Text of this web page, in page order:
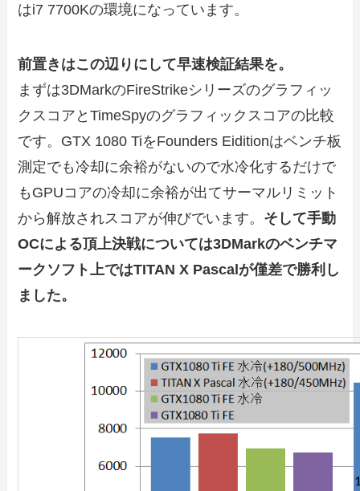
はi7 7700Kの環境になっています。
前置きはこの辺りにして早速検証結果を。
まずは3DMarkのFireStrikeシリーズのグラフィッ
クスコアとTimeSpyのグラフィックスコアの比較
です。GTX 1080 TiをFounders Eiditionはベンチ板
測定でも冷却に余裕がないので水冷化するだけで
もGPUコアの冷却に余裕が出てサーマルリミット
から解放されスコアが伸びでいます。 そして手動
OCによる頂上決戦については3DMarkのベンチマ
ークソフト上ではTITAN X Pascalが僅差で勝利し
ました。